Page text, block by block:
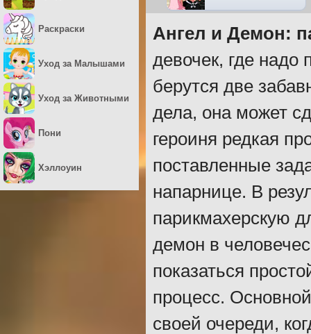
Ангел и Демон:
девочек, где надо
берутся две
дела, она может
героиня редкая
поставленные
напарнице. В
парикмахерскую
демон в
показаться
процесс.
своей очереди,
Раскраски
Уход за Малышами
Уход за Животными
Пони
Хэллоуин